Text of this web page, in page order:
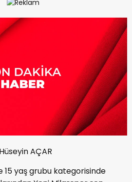
AÇAR
15 yaş grubu kategorisinde